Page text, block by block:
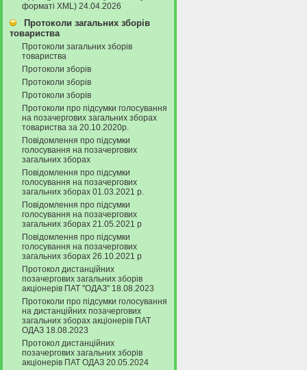
форматі XML) 24.04.2026
Протоколи загальних зборів
товариства
Протоколи загальних зборів
товариства
Протоколи зборів
Протоколи зборів
Протоколи зборів
Протоколи про підсумки голосування
на позачергових загальних зборах
товариства за 20.10.2020р.
Повідомлення про підсумки
голосування на позачергових
загальних зборах
Повідомлення про підсумки
голосування на позачергових
загальних зборах 01.03.2021 р.
Повідомлення про підсумки
голосування на позачергових
загальних зборах 21.05.2021 р
Повідомлення про підсумки
голосування на позачергових
загальних зборах 26.10.2021 р
Протокол дистанційних
позачергових загальних зборів
акціонерів ПАТ "ОДАЗ" 18.08.2023
Протоколи про підсумки голосування
на дистанційних позачергових
загальних зборах акціонерів ПАТ
ОДАЗ 18.08.2023
Протокол дистанційних
позачергових загальних зборів
акціонерів ПАТ ОДАЗ 20.05.2024